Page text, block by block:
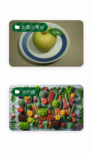
お取り寄せ
その他